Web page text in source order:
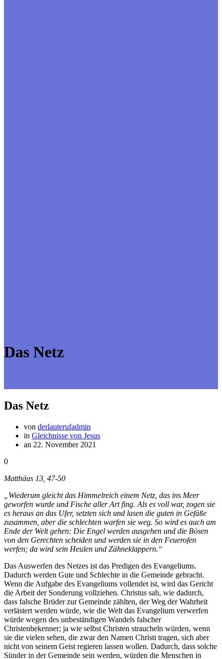
Das Netz
Das Netz
von derlauterufadmin
in Gleichnisse von Jesus
an 22. November 2021
0
Matthäus 13, 47-50
„Wiederum gleicht das Himmelreich einem Netz, das ins Meer
geworfen wurde und Fische aller Art fing. Als es voll war, zogen sie
es heraus an das Ufer, setzten sich und lasen die guten in Gefäße
zusammen, aber die schlechten warfen sie weg. So wird es auch am
Ende der Welt gehen: Die Engel werden ausgehen und die Bösen
von den Gerechten scheiden und werden sie in den Feuerofen
werfen; da wird sein Heulen und Zähneklappern.“
Das Auswerfen des Netzes ist das Predigen des Evangeliums.
Dadurch werden Gute und Schlechte in die Gemeinde gebracht.
Wenn die Aufgabe des Evangeliums vollendet ist, wird das Gericht
die Arbeit der Sonderung vollziehen. Christus sah, wie dadurch,
dass falsche Brüder zur Gemeinde zählten, der Weg der Wahrheit
verlästert werden würde, wie die Welt das Evangelium verwerfen
würde wegen des unbeständigen Wandels falscher
Christenbekenner; ja wie selbst Christen straucheln würden, wenn
sie die vielen sehen, die zwar den Namen Christi tragen, sich aber
nicht von seinem Geist regieren lassen wollen. Dadurch, dass solche
Sünder in der Gemeinde sein werden, würden die Menschen in